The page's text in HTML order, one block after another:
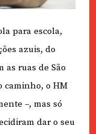
para escola,
azuis, do
as ruas de São
caminho, o HM
–, mas só
dar o seu